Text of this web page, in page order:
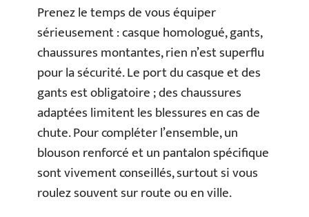
Prenez le temps de vous équiper
sérieusement : casque homologué, gants,
chaussures montantes, rien n’est superflu
pour la sécurité. Le port du casque et des
gants est obligatoire ; des chaussures
adaptées limitent les blessures en cas de
chute. Pour compléter l’ensemble, un
blouson renforcé et un pantalon spécifique
sont vivement conseillés, surtout si vous
roulez souvent sur route ou en ville.